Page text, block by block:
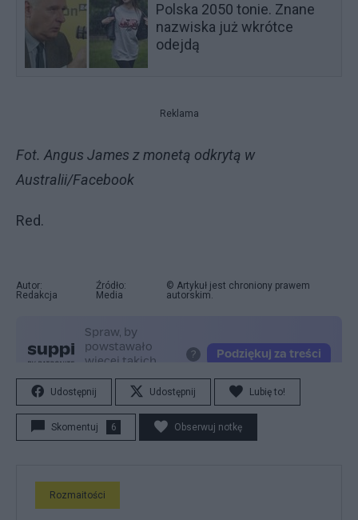
Polska 2050 tonie. Znane
nazwiska już wkrótce
odejdą
Reklama
Fot. Angus James z monetą odkrytą w
Australii/Facebook
Red.
Autor:
Redakcja
Źródło:
Media
© Artykuł jest chroniony prawem
autorskim.
Udostępnij Udostępnij Lubię to!
Skomentuj 6 Obserwuj notkę
Rozmaitości